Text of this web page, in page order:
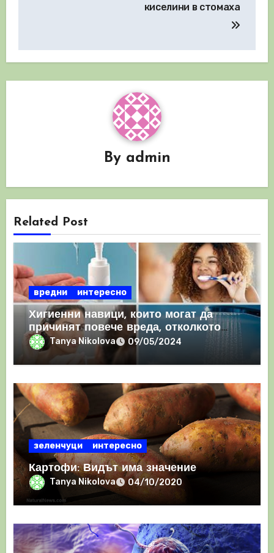
киселини в стомаха
By admin
Related Post
вредни интересно
Хигиенни навици, които могат да
причинят повече вреда, отколкото
ползаTanya Nikolova 09/05/2024
зеленчуци интересно
Картофи: Видът има значение
Tanya Nikolova 04/10/2020